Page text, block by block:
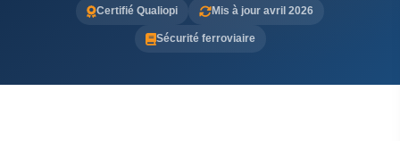
Certifié Qualiopi Mis à jour avril 2026
Sécurité ferroviaire